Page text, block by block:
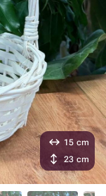
15 cm
23 cm